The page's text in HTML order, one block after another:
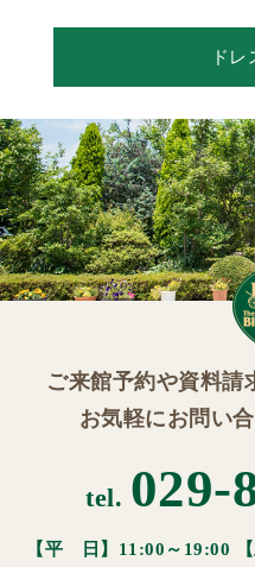
ドレ
ご来館予約や資料請
お気軽にお問い
tel. 029-
【平 日】11:00～19:00